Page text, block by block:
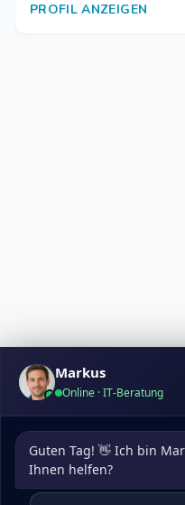
PROFIL ANZEIGEN
Markus
Online · IT-Beratung
Guten Tag! 👋 Ich bin
Ihnen helfen?